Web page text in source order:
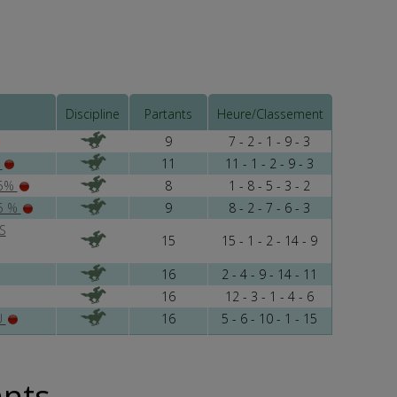
«
il
Discipline Partants
Heure/Classement
9
7 - 2 - 1 - 9 - 3
11
11 - 1 - 2 - 9 - 3
8
1 - 8 - 5 - 3 - 2
% 9
8 - 2 - 7 - 6 - 3
15
15 - 1 - 2 - 14 - 9
16
2 - 4 - 9 - 14 - 11
16
12 - 3 - 1 - 4 - 6
16 5 - 6 - 10 - 1 - 15